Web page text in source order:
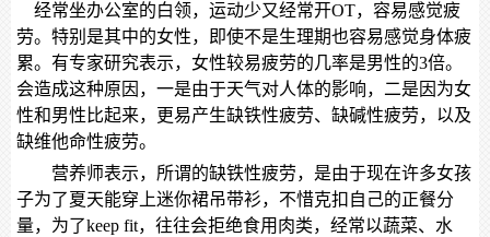
经常坐办公室的白领，运动少又经常开OT，容易感觉疲
劳。特别是其中的女性，即使不是生理期也容易感觉身体疲
累。有专家研究表示，女性较易疲劳的几率是男性的3倍。
会造成这种原因，一是由于天气对人体的影响，二是因为女
性和男性比起来，更易产生缺铁性疲劳、缺碱性疲劳，以及
缺维他命性疲劳。
营养师表示，所谓的缺铁性疲劳，是由于现在许多女孩
子为了夏天能穿上迷你裙吊带衫，不惜克扣自己的正餐分
量，为了keep fit，往往会拒绝食用肉类，经常以蔬菜、水